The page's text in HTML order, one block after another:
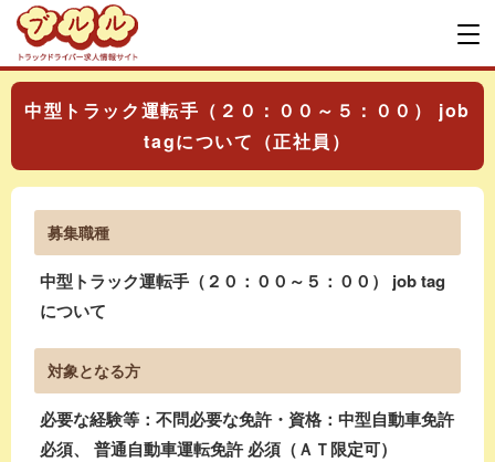
中型トラック運転手（２０：００～５：００） job
tagについて（正社員）
募集職種
中型トラック運転手（２０：００～５：００） job tag
について
対象となる方
必要な経験等：不問必要な免許・資格：中型自動車免許
必須、 普通自動車運転免許 必須（ＡＴ限定可）